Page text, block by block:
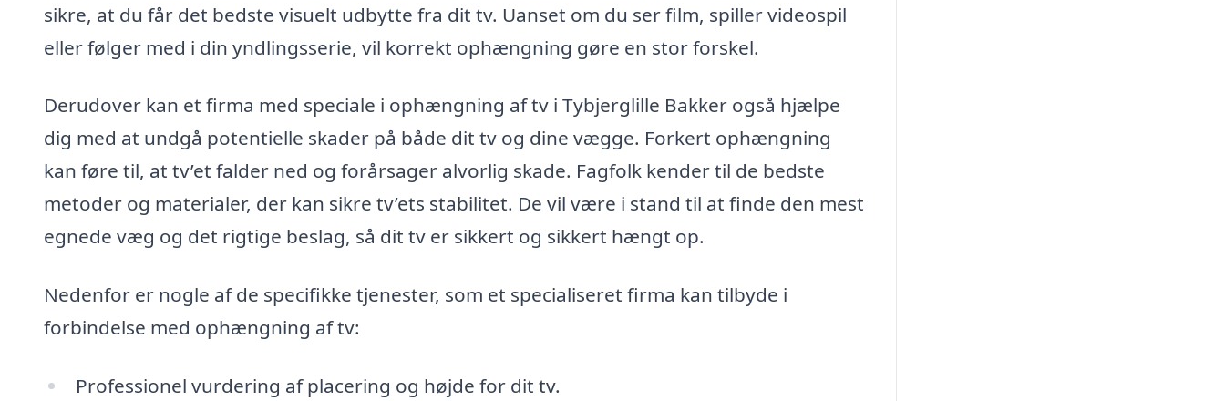
sikre, at du får det bedste visuelt udbytte fra dit tv. Uanset om du ser film, spiller videospil
eller følger med i din yndlingsserie, vil korrekt ophængning gøre en stor forskel.
Derudover kan et firma med speciale i ophængning af tv i Tybjerglille Bakker også hjælpe
dig med at undgå potentielle skader på både dit tv og dine vægge. Forkert ophængning
kan føre til, at tv’et falder ned og forårsager alvorlig skade. Fagfolk kender til de bedste
metoder og materialer, der kan sikre tv’ets stabilitet. De vil være i stand til at finde den mest
egnede væg og det rigtige beslag, så dit tv er sikkert og sikkert hængt op.
Nedenfor er nogle af de specifikke tjenester, som et specialiseret firma kan tilbyde i
forbindelse med ophængning af tv:
Professionel vurdering af placering og højde for dit tv.